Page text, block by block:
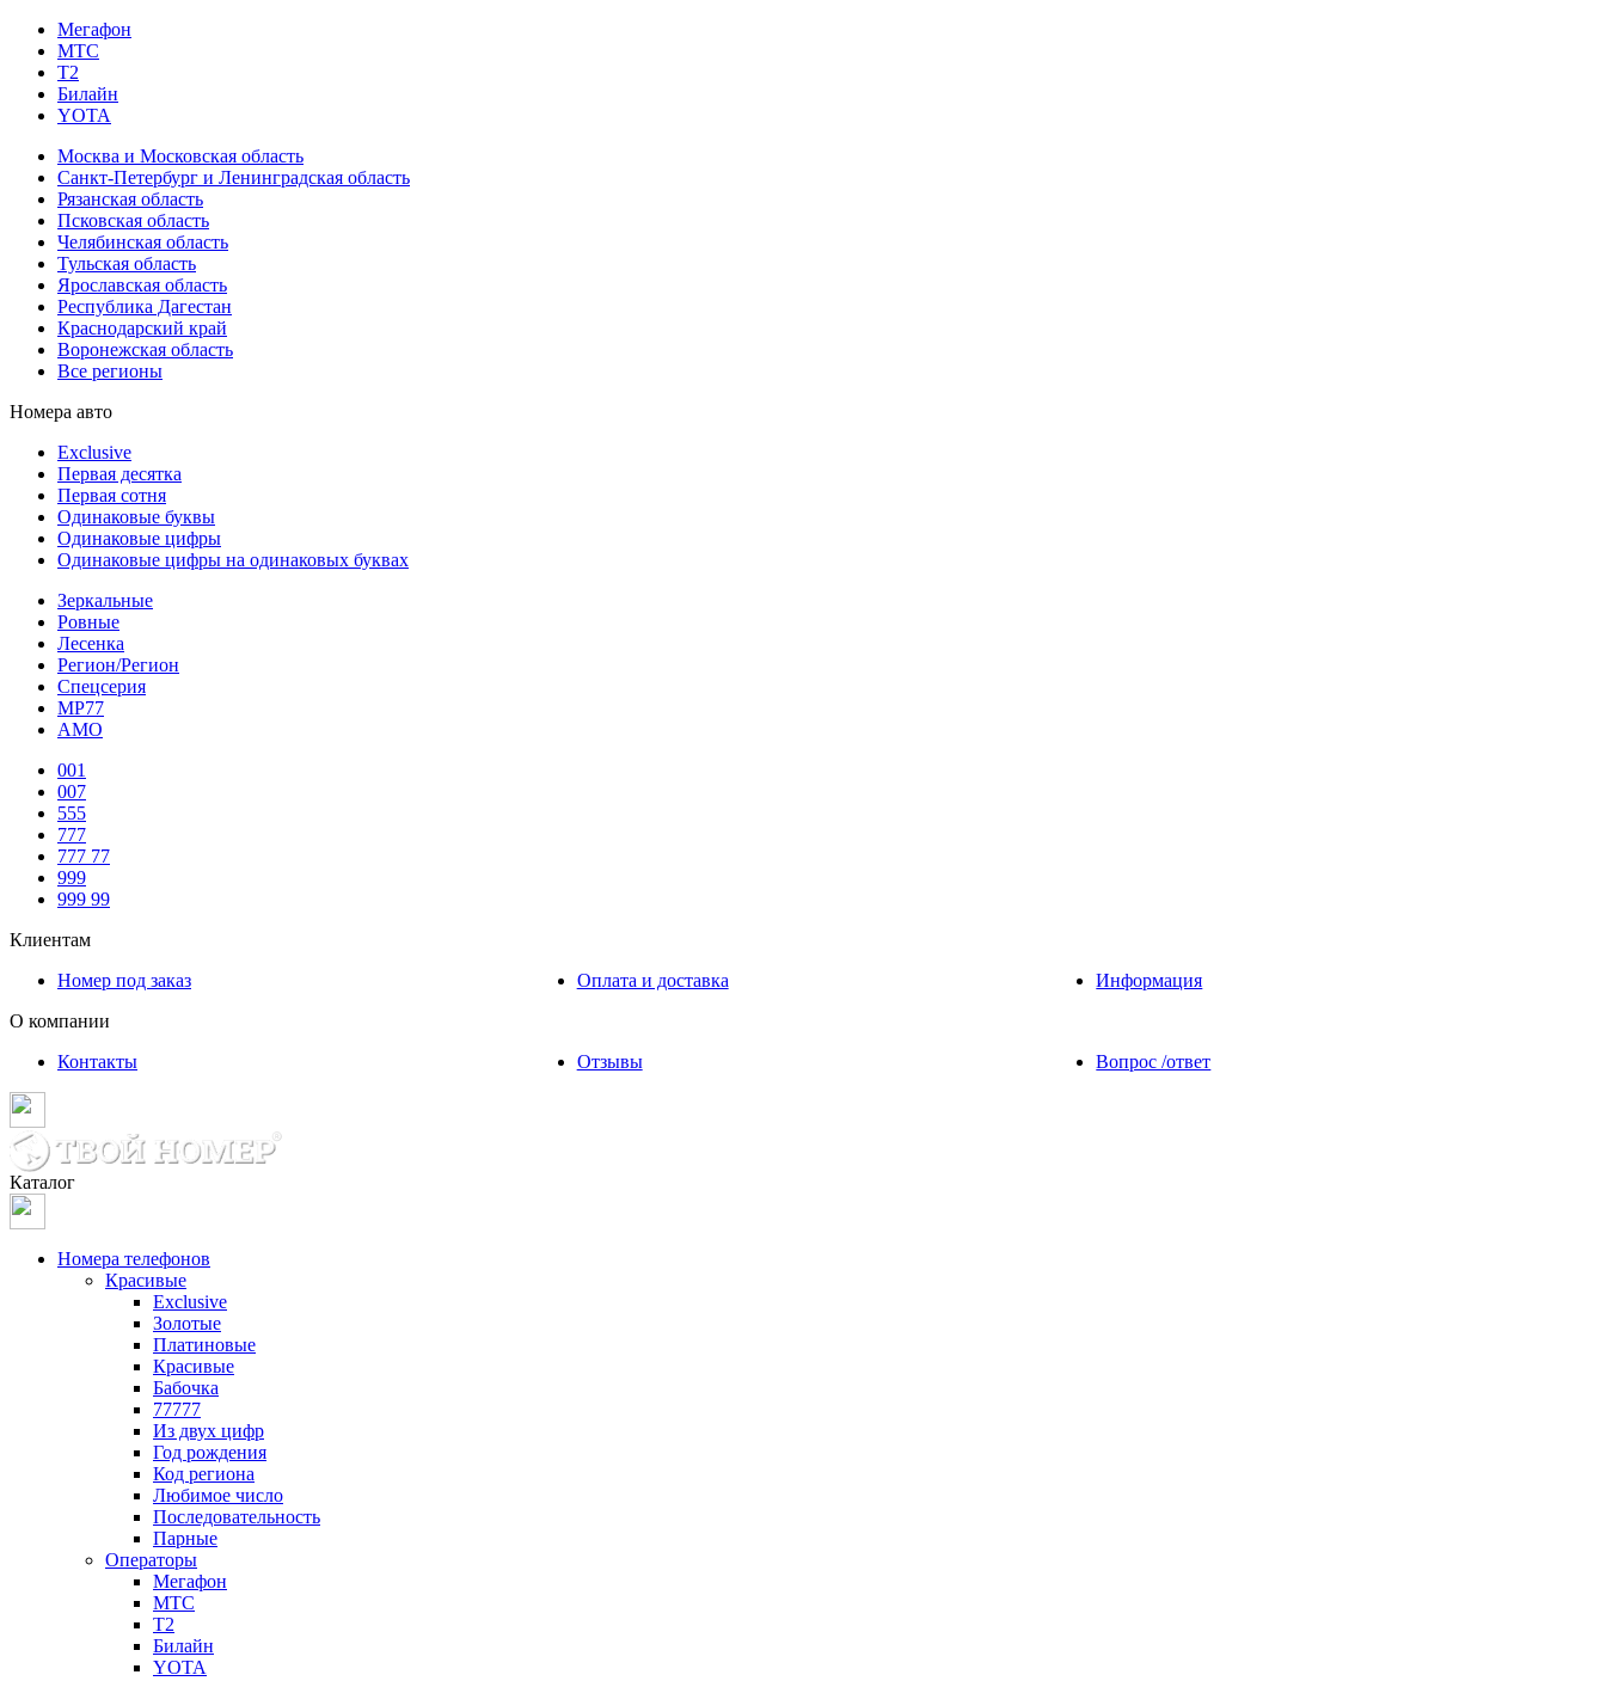
Мегафон
МТС
Т2
Билайн
YOTA
Москва и Московская область
Санкт-Петербург и Ленинградская область
Рязанская область
Псковская область
Челябинская область
Тульская область
Ярославская область
Республика Дагестан
Краснодарский край
Воронежская область
Все регионы
Номера авто
Exclusive
Первая десятка
Первая сотня
Одинаковые буквы
Одинаковые цифры
Одинаковые цифры на одинаковых буквах
Зеркальные
Ровные
Лесенка
Регион/Регион
Спецсерия
МР77
АМО
001
007
555
777
777 77
999
999 99
Клиентам
Номер под заказ
Оплата и доставка
Информация
О компании
Контакты
Отзывы Вопрос /ответ
Каталог
Номера телефонов
Красивые
Exclusive
Золотые
Платиновые
Красивые
Бабочка
77777
Из двух цифр
Год рождения
Код региона
Любимое число
Последовательность
Парные
Операторы
Мегафон
МТС
Т2
Билайн
YOTA